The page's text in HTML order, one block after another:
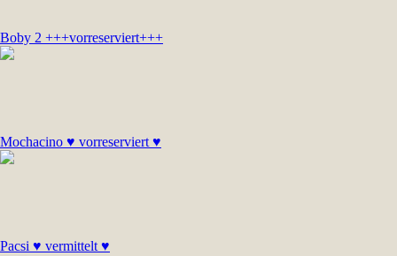
Boby 2 +++vorreserviert+++
Mochacino ♥ vorreserviert ♥
Pacsi ♥ vermittelt ♥